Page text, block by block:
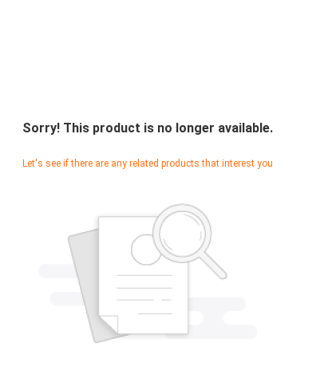
Sorry! This product is no longer available.
Let's see if there are any related products that interest you